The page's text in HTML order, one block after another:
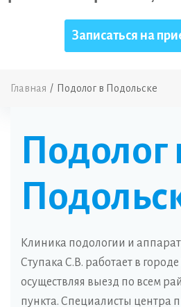
Записаться на
Главная / Подолог в Подольске
Подолог
Клиника подологии и
Ступака С.В. работает в
осуществляя выезд по всем
пункта. Специалисты центра